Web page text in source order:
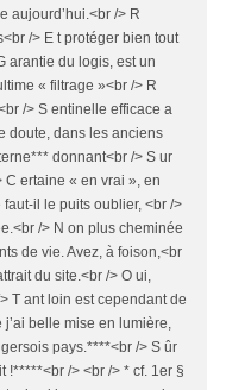
aujourd’hui.<br /> R
/> E t protéger bien tout
arantie du logis, est un
« filtrage »<br /> R
/> S entinelle efficace a
doute, dans les anciens
donnant<br /> S ur
ertaine « en vrai », en
il le puits oublier, <br />
/> N on plus cheminée
de vie. Avez, à foison,<br
du site.<br /> O ui,
T ant loin est cependant de
belle mise en lumière,
pays.****<br /> S ûr
/> <br /> * cf. 1er §